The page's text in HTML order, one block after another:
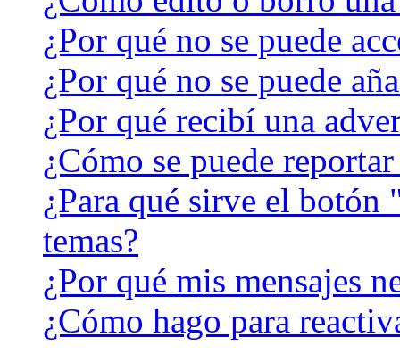
¿Por qué no se puede
¿Por qué no se puede
¿Por qué recibí una
¿Cómo se puede
¿Para qué sirve el
temas?
¿Por qué mis mensajes
¿Cómo hago para